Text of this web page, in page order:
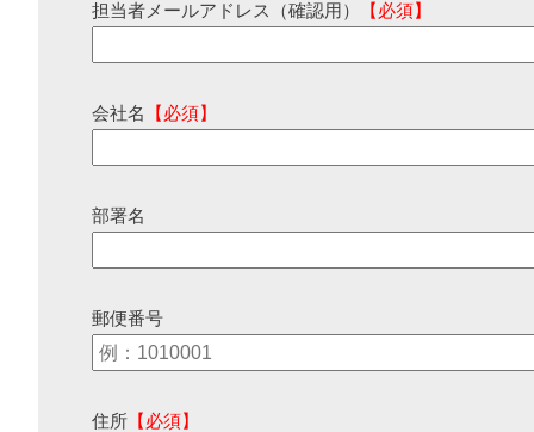
担当者メールアドレス（確認用） 【必須】
会社名 【必須】
部署名
郵便番号
住所 【必須】